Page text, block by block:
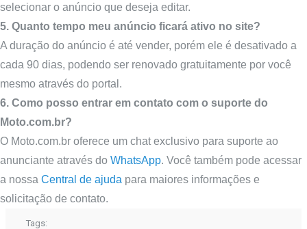
selecionar o anúncio que deseja editar.
5. Quanto tempo meu anúncio ficará ativo no site?
A duração do anúncio é até vender, porém ele é desativado a
cada 90 dias, podendo ser renovado gratuitamente por você
mesmo através do portal.
6. Como posso entrar em contato com o suporte do
Moto.com.br?
O Moto.com.br oferece um chat exclusivo para suporte ao
anunciante através do WhatsApp. Você também pode acessar
a nossa Central de ajuda para maiores informações e
solicitação de contato.
Tags: